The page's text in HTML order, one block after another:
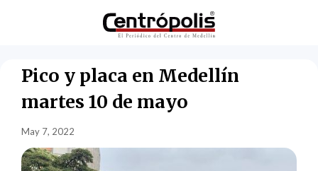
Pico y placa en Medellín
martes 10 de mayo
May 7, 2022